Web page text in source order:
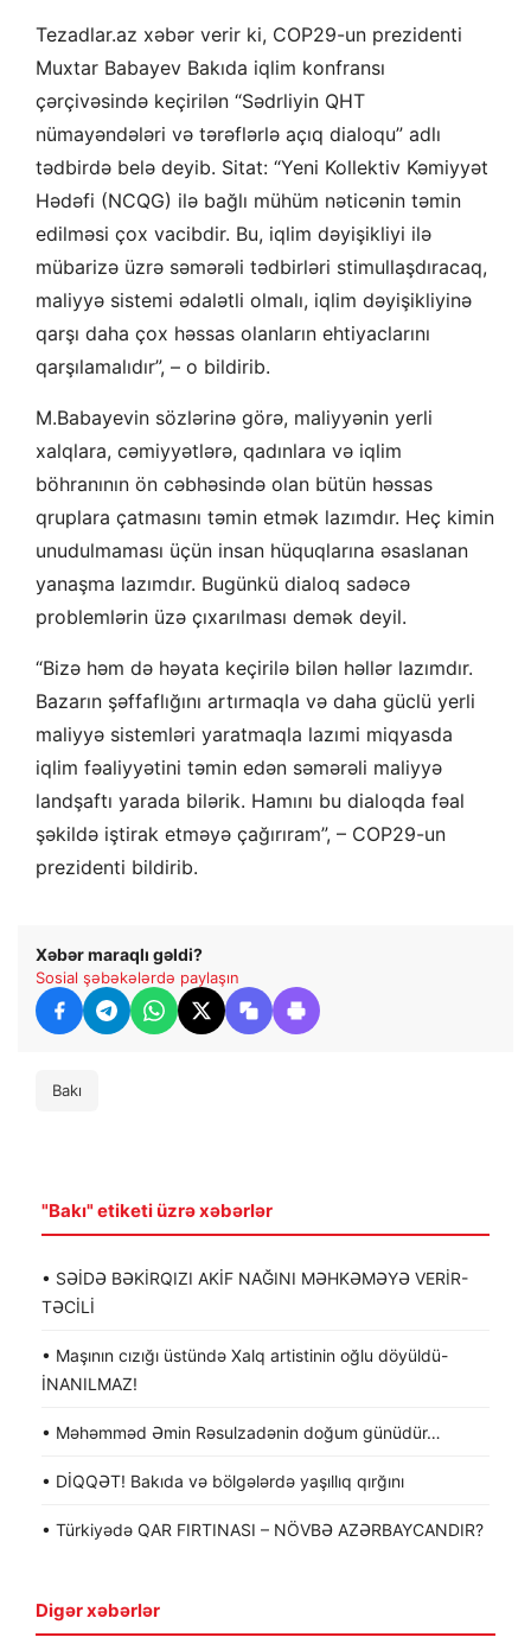
Tezadlar.az xəbər verir ki, COP29-un prezidenti
Muxtar Babayev Bakıda iqlim konfransı
çərçivəsində keçirilən “Sədrliyin QHT
nümayəndələri və tərəflərlə açıq dialoqu” adlı
tədbirdə belə deyib. Sitat: “Yeni Kollektiv Kəmiyyət
Hədəfi (NCQG) ilə bağlı mühüm nəticənin təmin
edilməsi çox vacibdir. Bu, iqlim dəyişikliyi ilə
mübarizə üzrə səmərəli tədbirləri stimullaşdıracaq,
maliyyə sistemi ədalətli olmalı, iqlim dəyişikliyinə
qarşı daha çox həssas olanların ehtiyaclarını
qarşılamalıdır”, – o bildirib.
M.Babayevin sözlərinə görə, maliyyənin yerli
xalqlara, cəmiyyətlərə, qadınlara və iqlim
böhranının ön cəbhəsində olan bütün həssas
qruplara çatmasını təmin etmək lazımdır. Heç kimin
unudulmaması üçün insan hüquqlarına əsaslanan
yanaşma lazımdır. Bugünkü dialoq sadəcə
problemlərin üzə çıxarılması demək deyil.
“Bizə həm də həyata keçirilə bilən həllər lazımdır.
Bazarın şəffaflığını artırmaqla və daha güclü yerli
maliyyə sistemləri yaratmaqla lazımi miqyasda
iqlim fəaliyyətini təmin edən səmərəli maliyyə
landşaftı yarada bilərik. Hamını bu dialoqda fəal
şəkildə iştirak etməyə çağırıram”, – COP29-un
prezidenti bildirib.
Xəbər maraqlı gəldi?
Sosial şəbəkələrdə paylaşın
Bakı
"Bakı" etiketi üzrə xəbərlər
• SƏİDƏ BƏKİRQIZI AKİF NAĞINI MƏHKƏMƏYƏ VERİR-
TƏCİLİ
• Maşının cızığı üstündə Xalq artistinin oğlu döyüldü-
İNANILMAZ!
• Məhəmməd Əmin Rəsulzadənin doğum günüdür…
• DİQQƏT! Bakıda və bölgələrdə yaşıllıq qırğını
• Türkiyədə QAR FIRTINASI – NÖVBƏ AZƏRBAYCANDIR?
Digər xəbərlər